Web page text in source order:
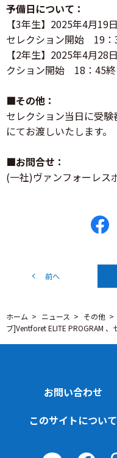
予備日について：
【3年生】2025年4月
セレクション開始 19：
【2年生】2025年4月
クション開始 18：45終
■その他：
セレクション当日に受
にてお渡しいたします。
■お問合せ：
(一社)ヴァンフォーレ
前へ
ホーム ニュース その他
ブ]Ventforet ELITE PROGRAM
お問い合わせ
このサイトについて